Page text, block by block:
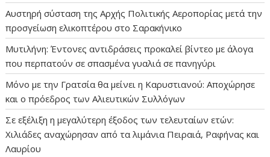
Αυστηρή σύσταση της Αρχής Πολιτικής Αεροπορίας μετά την
προσγείωση ελικοπτέρου στο Σαρακήνικο
Μυτιλήνη: Έντονες αντιδράσεις προκαλεί βίντεο με άλογα
που περπατούν σε σπασμένα γυαλιά σε πανηγύρι
Μόνο με την Γρατσία θα μείνει η Καρυστιανού: Αποχώρησε
και ο πρόεδρος των Αλιευτικών Συλλόγων
Σε εξέλιξη η μεγαλύτερη έξοδος των τελευταίων ετών:
Χιλιάδες αναχώρησαν από τα λιμάνια Πειραιά, Ραφήνας και
Λαυρίου